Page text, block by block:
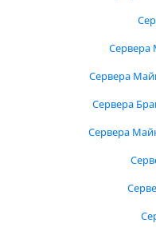
Сервера
Сервера
Сервера
Сервера